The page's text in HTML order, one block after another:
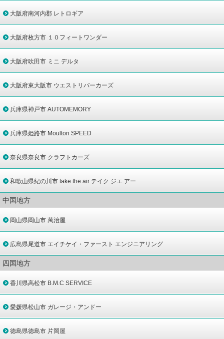
大阪府南河内郡 レトロギア
大阪府枚方市 １０フィートワンダー
大阪府吹田市 ミニ デルタ
大阪府東大阪市 ウエストリバーカーズ
兵庫県神戸市 AUTOMEMORY
兵庫県姫路市 Moulton SPEED
奈良県奈良市 クラフトカーズ
和歌山県紀の川市 take the air テイク ジエ アー
中国地方
岡山県岡山市 萬治屋
広島県尾道市 エイチケイ・ファースト エンジニアリング
四国地方
香川県高松市 B.M.C SERVICE
愛媛県松山市 ガレージ・アンドー
徳島県徳島市 片岡屋